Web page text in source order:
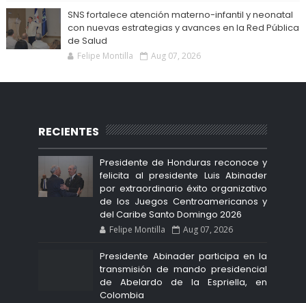
SNS fortalece atención materno-infantil y neonatal
con nuevas estrategias y avances en la Red Pública
de Salud
Felipe Montilla Aug 07, 2026
RECIENTES
Presidente de Honduras reconoce y
felicita al presidente Luis Abinader
por extraordinario éxito organizativo
de los Juegos Centroamericanos y
del Caribe Santo Domingo 2026
Felipe Montilla Aug 07, 2026
Presidente Abinader participa en la
transmisión de mando presidencial
de Abelardo de la Espriella, en
Colombia